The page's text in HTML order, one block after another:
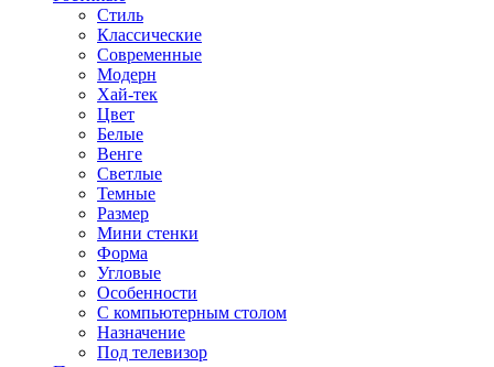
Стиль
Классические
Современные
Модерн
Хай-тек
Цвет
Белые
Венге
Светлые
Темные
Размер
Мини стенки
Форма
Угловые
Особенности
С компьютерным столом
Назначение
Под телевизор